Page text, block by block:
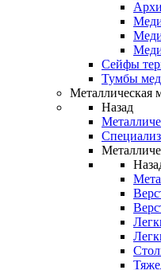
Сейфы
Тумбы
Металлическая
Назад